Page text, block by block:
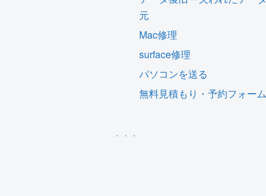
元
Mac修理
surface修理
パソコンを送る
無料見積もり・予約フォー